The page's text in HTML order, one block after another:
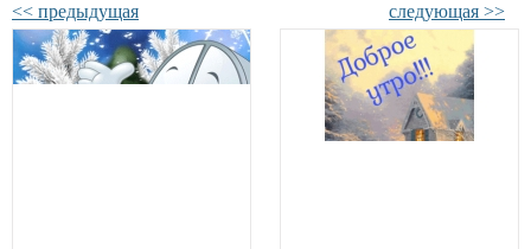
<< предыдущая следующая >>